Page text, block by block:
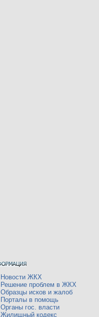
Новости ЖКХ
Решение проблем в ЖКХ
Образцы исков и жалоб
Порталы в помощь
Органы гос. власти
Жилищный кодекс